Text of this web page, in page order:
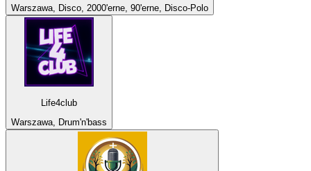
Warszawa, Disco, 2000'erne, 90'erne, Disco-Polo
Life4club
Warszawa, Drum'n'bass